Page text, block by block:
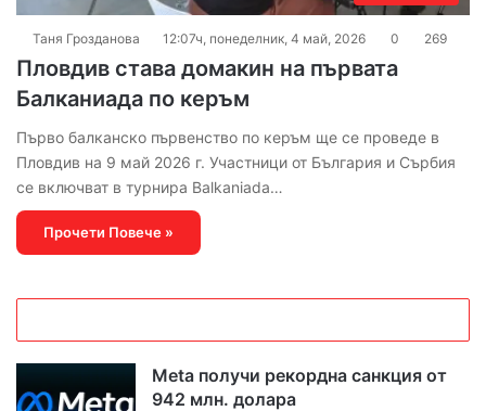
Таня Грозданова 12:07ч, понеделник, 4 май, 2026 0 269
Пловдив става домакин на първата
Балканиада по керъм
Първо балканско първенство по керъм ще се проведе в
Пловдив на 9 май 2026 г. Участници от България и Сърбия
се включват в турнира Balkaniada…
Прочети Повече »
Meta получи рекордна санкция от
942 млн. долара